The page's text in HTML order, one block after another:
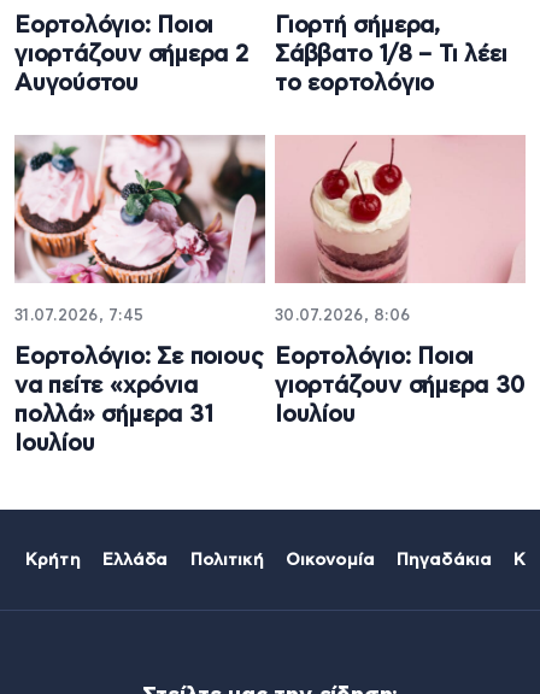
Εορτολόγιο: Ποιοι
γιορτάζουν σήμερα 2
Αυγούστου
Γιορτή σήμερα,
Σάββατο 1/8 – Τι λέει
το εορτολόγιο
31.07.2026, 7:45
Εορτολόγιο: Σε ποιους
να πείτε «χρόνια
πολλά» σήμερα 31
Ιουλίου
30.07.2026, 8:06
Εορτολόγιο: Ποιοι
γιορτάζουν σήμερα 30
Ιουλίου
Κρήτη Ελλάδα Πολιτική Οικονομία Πηγαδάκια